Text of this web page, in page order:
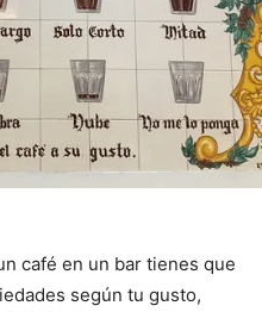
café en un bar tienes que
según tu gusto,